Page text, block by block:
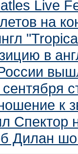
Live
на
в
сентября
к
Спектор
Дилан